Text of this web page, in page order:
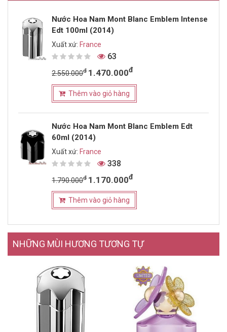
Nước Hoa Nam Mont Blanc Emblem Intense
Edt 100ml (2014)
Xuất xứ: France
63
2.550.000đ 1.470.000đ
Thêm vào giỏ hàng
Nước Hoa Nam Mont Blanc Emblem Edt
60ml (2014)
Xuất xứ: France
338
1.790.000đ 1.170.000đ
Thêm vào giỏ hàng
NHỮNG MÙI HƯƠNG TƯƠNG TỰ